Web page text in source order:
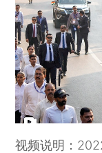
视频说明：